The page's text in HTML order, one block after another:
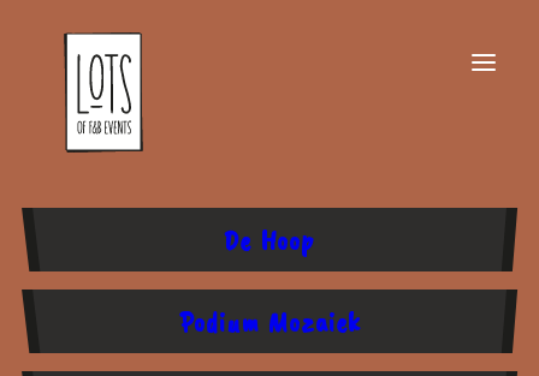
De Hoop
Podium Mozaiek
Lots of F&B Events is sinds 2022
trots horecapachter bij KARZV De
Hoop. Met passie en plezier verzorgt
Lots de hospitality bij De Hoop.
Samen met de vereniging organiseert